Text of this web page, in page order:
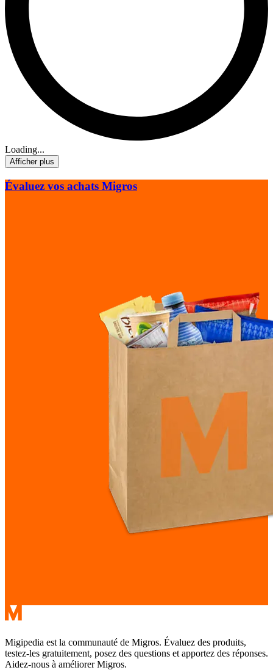
Loading...
Afficher plus
Évaluez vos achats Migros
Migipedia est la communauté de Migros. Évaluez des produits,
testez-les gratuitement, posez des questions et apportez des réponses.
Aidez-nous à améliorer Migros.